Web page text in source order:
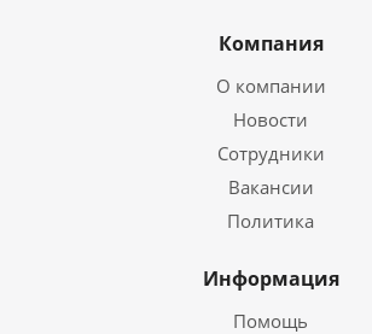
Компания
О компании
Новости
Сотрудники
Вакансии
Политика
Информация
Помощь